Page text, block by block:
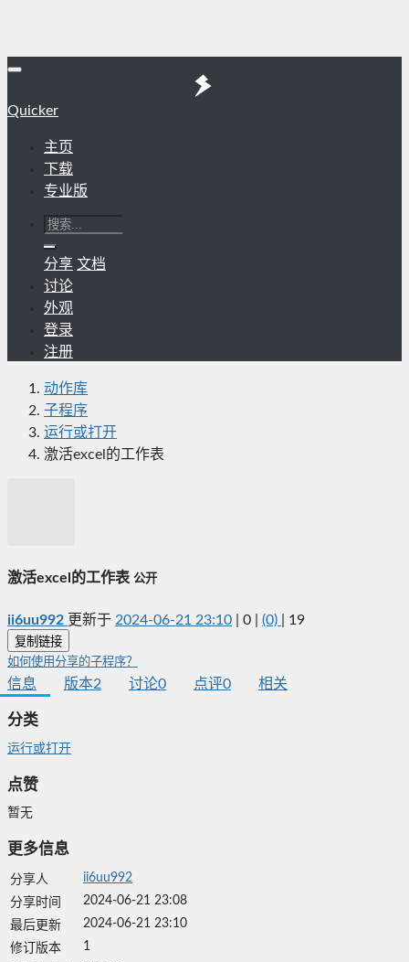
Quicker
主页
下载
专业版
分享 文档
讨论
外观
登录
注册
动作库
子程序
运行或打开
激活excel的工作表
激活excel的工作表 公开
ii6uu992 更新于 2024-06-21 23:10 0 (0) 19
复制链接
如何使用分享的子程序？
信息 版本2 讨论0 点评0 相关
分类
运行或打开
点赞
暂无
更多信息
分享人
ii6uu992
分享时间
2024-06-21 23:08
最后更新
2024-06-21 23:10
修订版本
1